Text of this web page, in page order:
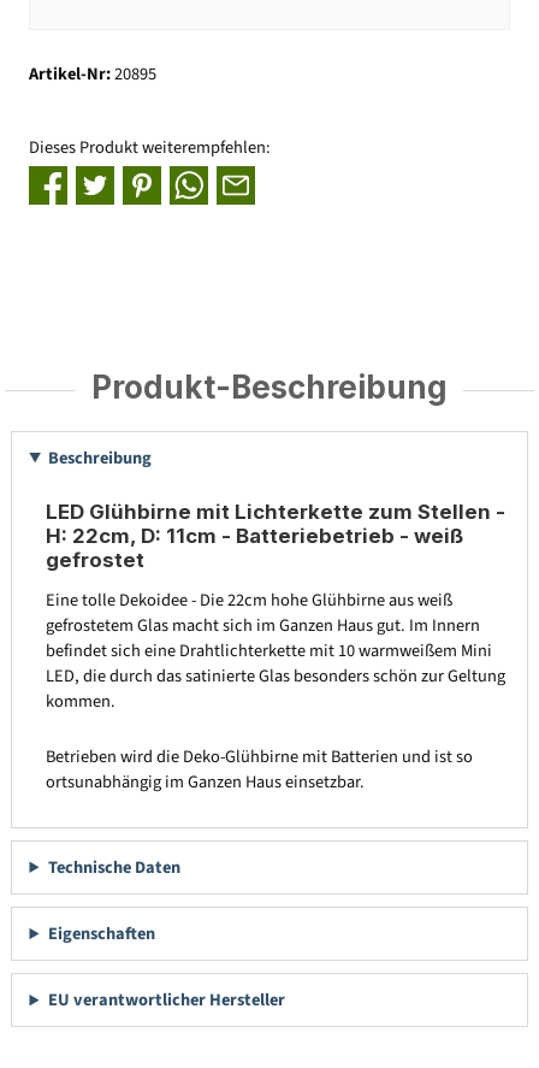
Artikel-Nr:20895
Dieses Produkt weiterempfehlen:
Produkt-Beschreibung
Beschreibung
LED Glühbirne mit Lichterkette zum Stellen -
H: 22cm, D: 11cm - Batteriebetrieb - weiß
gefrostet
Eine tolle Dekoidee - Die 22cm hohe Glühbirne aus weiß
gefrostetem Glas macht sich im Ganzen Haus gut. Im Innern
befindet sich eine Drahtlichterkette mit 10 warmweißem Mini
LED, die durch das satinierte Glas besonders schön zur Geltung
kommen.
Betrieben wird die Deko-Glühbirne mit Batterien und ist so
ortsunabhängig im Ganzen Haus einsetzbar.
Technische Daten
Eigenschaften
EU verantwortlicher Hersteller